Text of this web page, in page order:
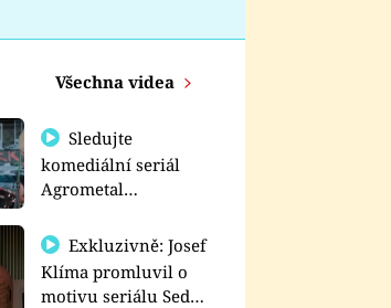
Všechna videa
Sledujte
komediální seriál
Agrometal
prima+
Exkluzivně: Josef
Klíma promluvil o
motivu seriálu Sedm